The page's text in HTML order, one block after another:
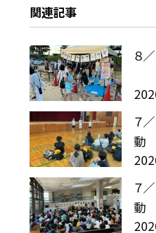
関連記事
８
７
動
７
動